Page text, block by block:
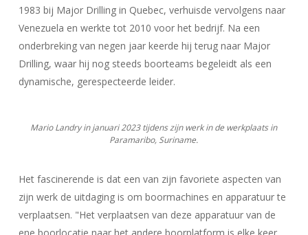
1983 bij Major Drilling in Quebec, verhuisde vervolgens naar
Venezuela en werkte tot 2010 voor het bedrijf. Na een
onderbreking van negen jaar keerde hij terug naar Major
Drilling, waar hij nog steeds boorteams begeleidt als een
dynamische, gerespecteerde leider.
Mario Landry in januari 2023 tijdens zijn werk in de werkplaats in
Paramaribo, Suriname.
Het fascinerende is dat een van zijn favoriete aspecten van
zijn werk de uitdaging is om boormachines en apparatuur te
verplaatsen. "Het verplaatsen van deze apparatuur van de